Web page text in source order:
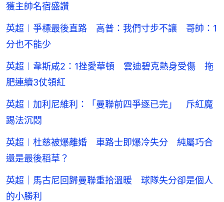
獲主帥名宿盛讚
英超︱爭標最後直路 高普：我們寸步不讓 哥帥：1
分也不能少
英超︱韋斯咸2：1挫愛華頓 雲迪碧克熱身受傷 拖
肥連續3仗領紅
英超︱加利尼維利：「曼聯前四爭逐已完」 斥紅魔
踢法沉悶
英超︱杜慈被爆離婚 車路士即爆冷失分 純屬巧合
還是最後稻草？
英超｜馬古尼回歸曼聯重拾溫暖 球隊失分卻是個人
的小勝利